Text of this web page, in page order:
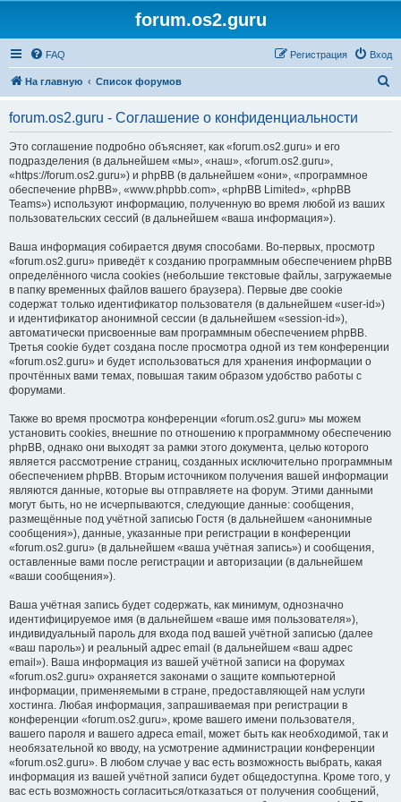
forum.os2.guru
FAQ Вход
Регистрация
На главную Список форумов
forum.os2.guru - Соглашение о конфиденциальности
Это соглашение подробно объясняет, как «forum.os2.guru» и его
подразделения (в дальнейшем «мы», «наш», «forum.os2.guru»,
«https://forum.os2.guru») и phpBB (в дальнейшем «они», «программное
обеспечение phpBB», «www.phpbb.com», «phpBB Limited», «phpBB
Teams») используют информацию, полученную во время любой из ваших
пользовательских сессий (в дальнейшем «ваша информация»).
Ваша информация собирается двумя способами. Во-первых, просмотр
«forum.os2.guru» приведёт к созданию программным обеспечением phpBB
определённого числа cookies (небольшие текстовые файлы, загружаемые
в папку временных файлов вашего браузера). Первые две cookie
содержат только идентификатор пользователя (в дальнейшем «user-id»)
и идентификатор анонимной сессии (в дальнейшем «session-id»),
автоматически присвоенные вам программным обеспечением phpBB.
Третья cookie будет создана после просмотра одной из тем конференции
«forum.os2.guru» и будет использоваться для хранения информации о
прочтённых вами темах, повышая таким образом удобство работы с
форумами.
Также во время просмотра конференции «forum.os2.guru» мы можем
установить cookies, внешние по отношению к программному обеспечению
phpBB, однако они выходят за рамки этого документа, целью которого
является рассмотрение страниц, созданных исключительно программным
обеспечением phpBB. Вторым источником получения вашей информации
являются данные, которые вы отправляете на форум. Этими данными
могут быть, но не исчерпываются, следующие данные: сообщения,
размещённые под учётной записью Гостя (в дальнейшем «анонимные
сообщения»), данные, указанные при регистрации в конференции
«forum.os2.guru» (в дальнейшем «ваша учётная запись») и сообщения,
оставленные вами после регистрации и авторизации (в дальнейшем
«ваши сообщения»).
Ваша учётная запись будет содержать, как минимум, однозначно
идентифицируемое имя (в дальнейшем «ваше имя пользователя»),
индивидуальный пароль для входа под вашей учётной записью (далее
«ваш пароль») и реальный адрес email (в дальнейшем «ваш адрес
email»). Ваша информация из вашей учётной записи на форумах
«forum.os2.guru» охраняется законами о защите компьютерной
информации, применяемыми в стране, предоставляющей нам услуги
хостинга. Любая информация, запрашиваемая при регистрации в
конференции «forum.os2.guru», кроме вашего имени пользователя,
вашего пароля и вашего адреса email, может быть как необходимой, так и
необязательной ко вводу, на усмотрение администрации конференции
«forum.os2.guru». В любом случае у вас есть возможность выбрать, какая
информация из вашей учётной записи будет общедоступна. Кроме того, у
вас есть возможность согласиться/отказаться от получения сообщений,